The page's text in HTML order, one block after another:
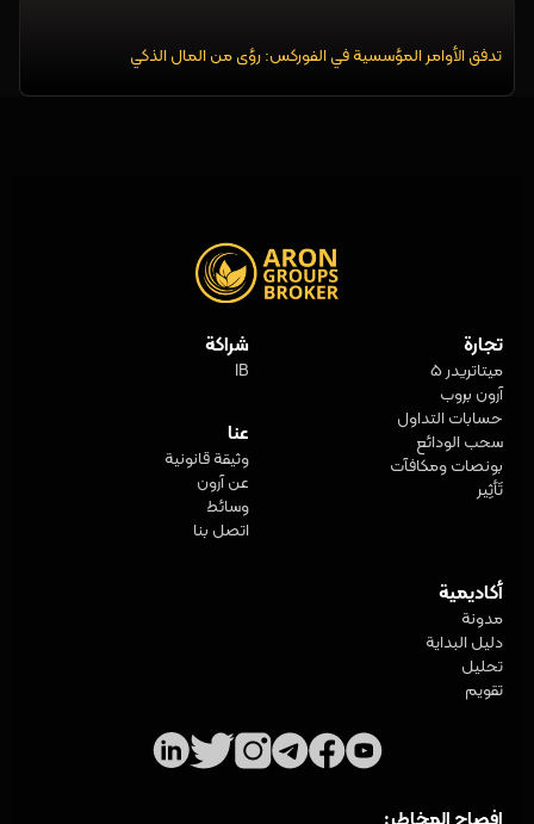
تدفق الأوامر المؤسسية في الفوركس: رؤى من المال الذكي
تجارة
ميتاتريدر 5
آرون بروب
حسابات التداول
سحب الودائع
بونصات ومكافآت
تَأثِير
شراكة
IB
عنا
وثيقة قانونية
عن آرون
وسائط
اتصل بنا
أكاديمية
مدونة
دليل البداية
تحليل
تقويم